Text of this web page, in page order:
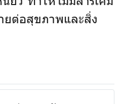
ยต่อสุขภาพและสิ่ง